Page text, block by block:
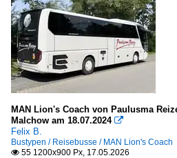
MAN Lion's Coach von Paulusma
Malchow am 18.07.2024 
Felix B.
Bustypen / Reisebusse / MAN Lion's Coach
 55 1200x900 Px, 17.05.2026